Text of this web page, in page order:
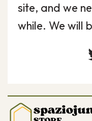
site, and we
while. We will